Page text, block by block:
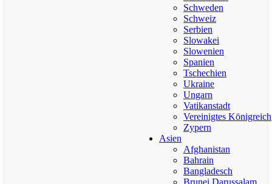
Schweden
Schweiz
Serbien
Slowakei
Slowenien
Spanien
Tschechien
Ukraine
Ungarn
Vatikanstadt
Vereinigtes Königreich
Zypern
Asien
Afghanistan
Bahrain
Bangladesch
Brunei Darussalam